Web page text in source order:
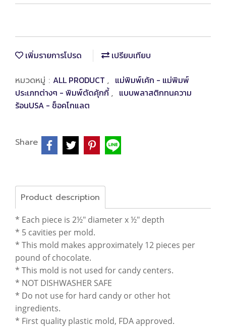
เพิ่มรายการโปรด เปรียบเทียบ
หมวดหมู่ : ALL PRODUCT , แม่พิมพ์เค้ก - แม่พิมพ์
ประเภทต่างๆ - พิมพ์ตัดคุ้กกี้, แบบพลาสติกทนความ
ร้อนUSA - ช็อคโกแลต
Share
Product description
* Each piece is 2½" diameter x ½" depth
* 5 cavities per mold.
* This mold makes approximately 12 pieces per
pound of chocolate.
* This mold is not used for candy centers.
* NOT DISHWASHER SAFE
* Do not use for hard candy or other hot
ingredients.
* First quality plastic mold, FDA approved.